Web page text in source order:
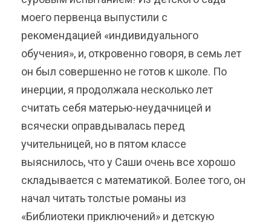
моего первенца выпустили с
рекомендацией «индивидуального
обучения», и, откровенно говоря, в семь лет
он был совершенно не готов к школе. По
инерции, я продолжала несколько лет
считать себя матерью-неудачницей и
всячески оправдывалась перед
учительницей, но в пятом классе
выяснилось, что у Саши очень все хорошо
складывается с математикой. Более того, он
начал читать толстые романы из
«Библиотеки приключений» и детскую